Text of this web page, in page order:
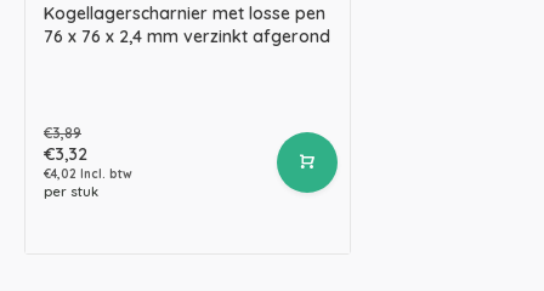
Kogellagerscharnier met losse pen
76 x 76 x 2,4 mm verzinkt afgerond
€3,89
€3,32
€4,02 Incl. btw
per stuk